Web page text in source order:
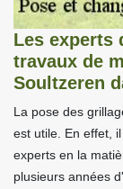
Les experts
travaux de
Soultzeren
La pose des
est utile. En effet,
experts en la
plusieurs années